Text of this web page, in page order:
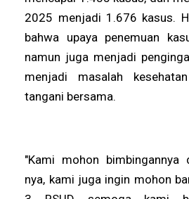
2025 menjadi 1.676 kasus.
bahwa upaya penemuan
namun juga menjadi
menjadi masalah
tangani bersama.
"Kami mohon bimbingannya
nya, kami juga ingin mohon